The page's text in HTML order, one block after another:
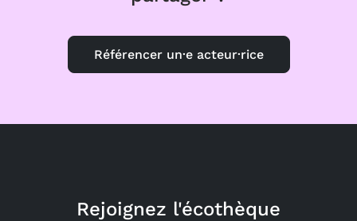
Référencer un·e acteur·rice
Rejoignez l'écothèque